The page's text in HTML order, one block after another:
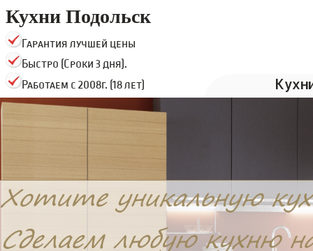
Кухни Подольск
Гарантия лучшей цены
Быстро (Сроки 3 дня).
Работаем с 2008г. (18 лет)